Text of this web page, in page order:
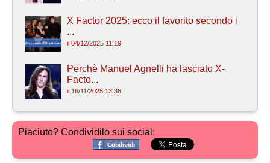
X Factor 2025: ecco il favorito secondo i
...
il 04/12/2025 11:19
Perchè Manuel Agnelli ha lasciato X-
Facto...
il 16/11/2025 13:36
Piaciuto? Condividilo sui social: